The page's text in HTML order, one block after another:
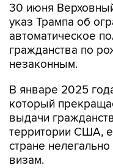
30 июня
указ Трампа об
автоматическое
гражданства по
незаконным.
В январе 2025
который
выдачи
территории США,
стране
визам.